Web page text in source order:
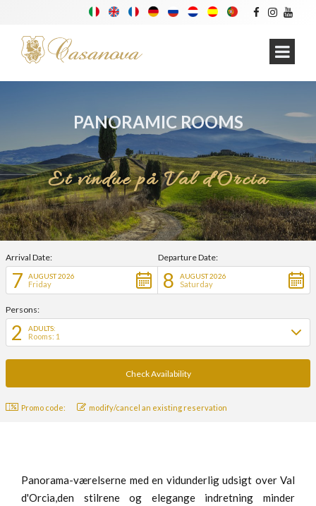
PANORAMIC ROOMS
Et vindue på Val d'Orcia
Arrival Date:
7 AUGUST 2026
Friday
Departure Date:
8 AUGUST 2026
Saturday
Persons:
2 ADULTS:
Rooms: 1
Promo code: modify/cancel an existing reservation
Panorama-værelserne med en vidunderlig udsigt over Val
d'Orcia,den stilrene og elegange indretning minder